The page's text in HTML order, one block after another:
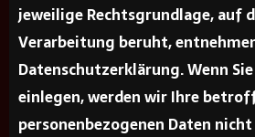
jeweilige Rechtsgrundlage, auf
Verarbeitung beruht,
Datenschutzerklärung. Wenn
einlegen, werden wir Ihre
personenbezogenen Daten